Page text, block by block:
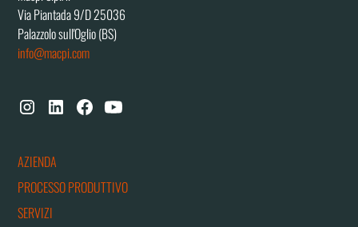
Via Piantada 9/D 25036
Palazzolo sull'Oglio (BS)
info@macpi.com
AZIENDA
PROCESSO PRODUTTIVO
SERVIZI